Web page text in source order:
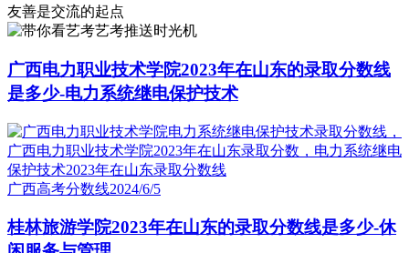
友善是交流的起点
艺考推送时光机
广西电力职业技术学院2023年在山东的录取分数线
是多少-电力系统继电保护技术
广西高考分数线2024/6/5
桂林旅游学院2023年在山东的录取分数线是多少-休